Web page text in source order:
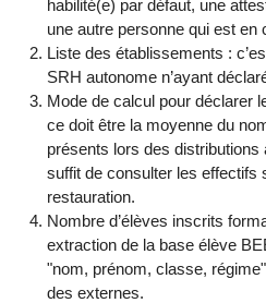
habilité(e) par défaut, une
une autre personne qui est en
Liste des établissements :
SRH autonome n’ayant
Mode de calcul pour déclarer
ce doit être la moyenne du
présents lors des distributions
suffit de consulter les effectifs
restauration.
Nombre d’élèves inscrits
extraction de la base élève
"nom, prénom, classe,
des externes.